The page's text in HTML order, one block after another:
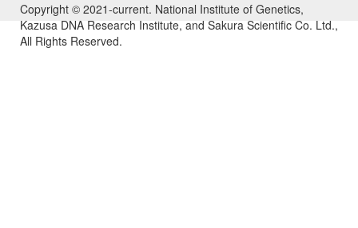
Copyright © 2021-current. National Institute of Genetics,
Kazusa DNA Research Institute, and Sakura Scientific Co. Ltd.,
All Rights Reserved.